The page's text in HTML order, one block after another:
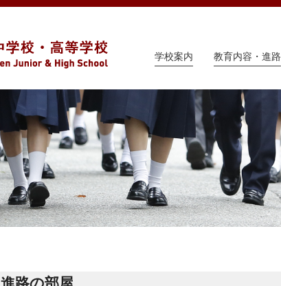
学校案内 教育内容・進路